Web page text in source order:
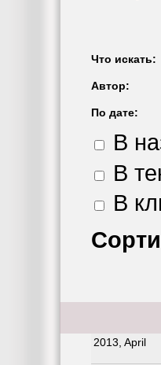
Что искать:
Автор:
По дате:
В
В
В
2013, April